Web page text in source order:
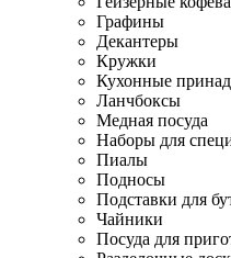
Графины
Декантеры
Кружки
Кухонные
Ланчбоксы
Медная посуда
Наборы для
Пиалы
Подносы
Подставки для
Чайники
Посуда для